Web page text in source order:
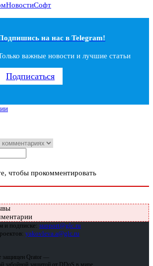
НовостиСофт
на наc в Telegram!
важные новости и лучшие статьи
Подписаться
чтобы прокомментировать
и подписке: support@glc.ru
yakovleva.a@glc.ru
защищен Qrator —